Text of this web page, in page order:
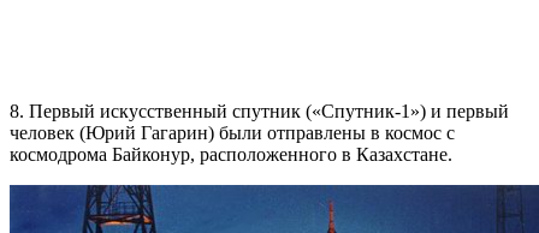
8. Первый искусственный спутник («Спутник-1») и первый
человек (Юрий Гагарин) были отправлены в космос с
космодрома Байконур, расположенного в Казахстане.